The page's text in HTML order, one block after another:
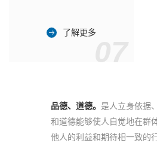
了解更多
品德、道德。 是人立身依据
和道德能够使人自觉地在群
他人的利益和期待相一致的行